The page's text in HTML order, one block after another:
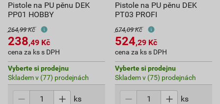
Pistole na PU pěnu DEK
PP01 HOBBY
264,99 Kč
238,49 Kč
cena za ks s DPH
Vyberte si prodejnu
Skladem v (77) prodejnách
ks
Pistole na PU pěnu DEK
PT03 PROFI
674,09 Kč
524,29 Kč
cena za ks s DPH
Vyberte si prodejnu
Skladem v (75) prodejnách
ks